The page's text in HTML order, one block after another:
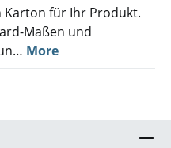
Karton für Ihr Produkt.
Maßen und
More